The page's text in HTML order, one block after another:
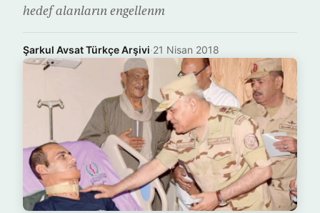
hedef alanların engellenm
Şarkul Avsat Türkçe Arşivi·21 Nisan 2018